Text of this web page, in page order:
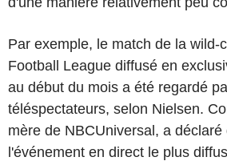
Par exemple, le match de la wild-
Football League diffusé en
au début du mois a été regardé
téléspectateurs, selon Nielsen.
mère de NBCUniversal, a
l'événement en direct le plus